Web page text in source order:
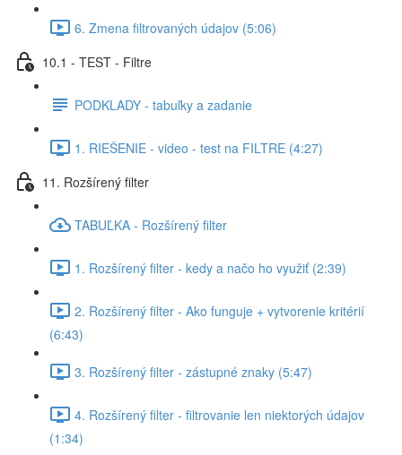
6. Zmena filtrovaných údajov (5:06)
10.1 - TEST - Filtre
PODKLADY - tabuľky a zadanie
1. RIEŠENIE - video - test na FILTRE (4:27)
11. Rozšírený filter
TABUĽKA - Rozšírený filter
1. Rozšírený filter - kedy a načo ho využiť (2:39)
2. Rozšírený filter - Ako funguje + vytvorenie kritérií
(6:43)
3. Rozšírený filter - zástupné znaky (5:47)
4. Rozšírený filter - filtrovanie len niektorých údajov
(1:34)